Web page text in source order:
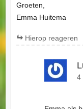
Groeten,
Emma Huitema
Hierop reageren
4